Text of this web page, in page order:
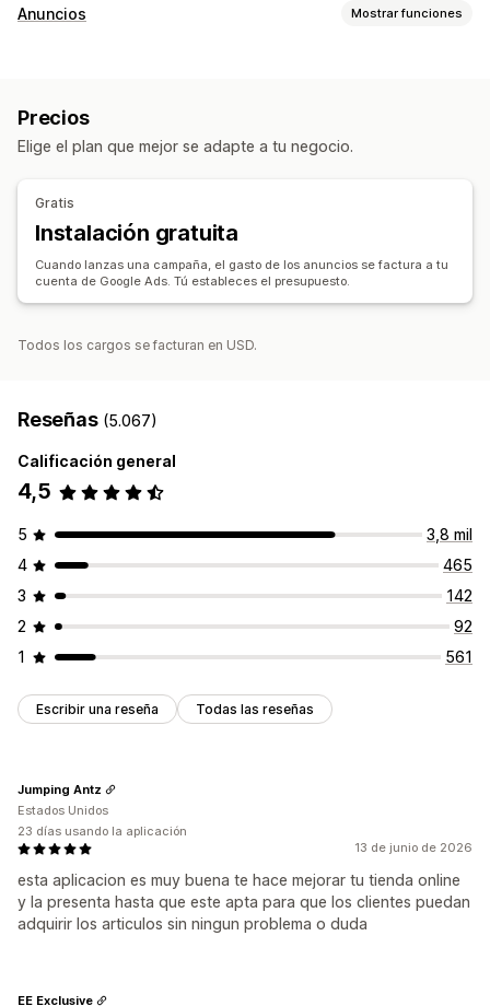
Gestión de publicaciones
Administración de pedidos
Sincronización de inventario
Anuncios Mostrar funciones
Públicos personalizados
Segmentación de IA
Retargeting
Optimización de IA
Imágenes y videos de IA
Informes y estadísticas de rendimiento
Métricas de interacción
Análisis ROI
Precios
Elige el plan que mejor se adapte a tu negocio.
Gratis
Instalación gratuita
Cuando lanzas una campaña, el gasto de los anuncios se factura a tu
cuenta de Google Ads. Tú estableces el presupuesto.
Todos los cargos se facturan en USD.
Reseñas (5.067)
Calificación general
4,5
5
3,8 mil
4
465
3
142
2
92
1
561
Escribir una reseña Todas las reseñas
13 de junio de 2026
esta aplicacion es muy buena te hace mejorar tu tienda online
y la presenta hasta que este apta para que los clientes puedan
adquirir los articulos sin ningun problema o duda
Jumping Antz
Estados Unidos
23 días usando la aplicación
EE Exclusive